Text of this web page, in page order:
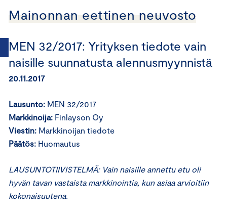
Mainonnan eettinen neuvosto
MEN 32/2017: Yrityksen tiedote vain
naisille suunnatusta alennusmyynnistä
20.11.2017
Lausunto: MEN 32/2017
Markkinoija: Finlayson Oy
Viestin: Markkinoijan tiedote
Päätös: Huomautus
LAUSUNTOTIIVISTELMÄ: Vain naisille annettu etu oli
hyvän tavan vastaista markkinointia, kun asiaa arvioitiin
kokonaisuutena.